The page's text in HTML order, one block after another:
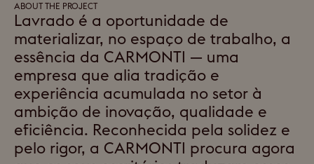
ABOUT THE PROJECT
Lavrado é a oportunidade de
materializar, no espaço de trabalho, a
essência da CARMONTI — uma
empresa que alia tradição e
experiência acumulada no setor à
ambição de inovação, qualidade e
eficiência. Reconhecida pela solidez e
pelo rigor, a CARMONTI procura agora